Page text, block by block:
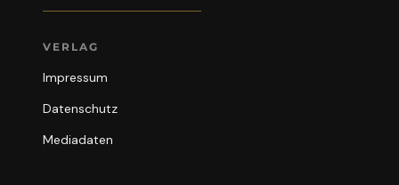
VERLAG
Impressum
Datenschutz
Mediadaten